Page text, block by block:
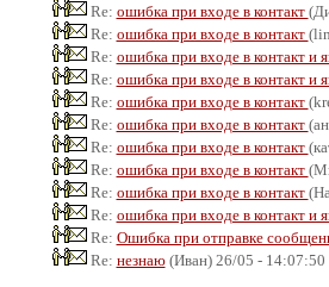
Re: ошибка при входе в контакт
Re: ошибка при входе в контакт
Re: ошибка при входе в контакт и
Re: ошибка при входе в контакт и
Re: ошибка при входе в контакт
Re: ошибка при входе в контакт
Re: ошибка при входе в контакт
Re: ошибка при входе в контакт
Re: ошибка при входе в контакт
Re: ошибка при входе в контакт и
Re: Ошибка при отправке
Re: незнаю(Иван) 26/05 - 14:07:50